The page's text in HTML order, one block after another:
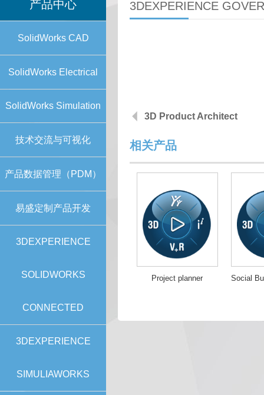
产品中心
SolidWorks CAD
SolidWorks Electrical
SolidWorks Simulation
技术交流与可视化
产品数据管理（PDM）
易盛定制产品开发
3DEXPERIENCE
SOLIDWORKS
CONNECTED
3DEXPERIENCE
SIMULIAWORKS
3DEXPERIENCE
3D Product Architect
相关产品
Project planner